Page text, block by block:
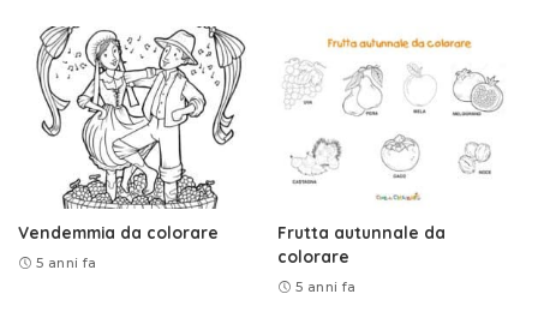
Vendemmia da colorare
5 anni fa
Frutta autunnale da
colorare
5 anni fa